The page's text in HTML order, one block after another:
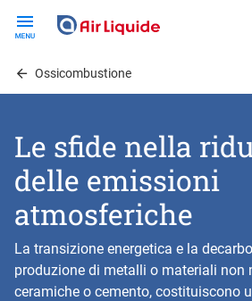
contentOssicombustione
Le sfide nella
delle emissioni
atmosferiche
La transizione energetica e la
produzione di metalli o materiali non
ceramiche o cemento, costituiscono